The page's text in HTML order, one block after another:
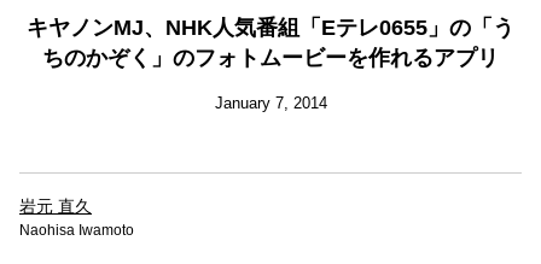
キヤノンMJ、NHK人気番組「Eテレ0655」の「う
ちのかぞく」のフォトムービーを作れるアプリ
January 7, 2014
岩元 直久
Naohisa Iwamoto